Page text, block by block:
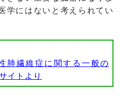
学にはないと考えられてい
肺繊維症に関する一般の
イトより